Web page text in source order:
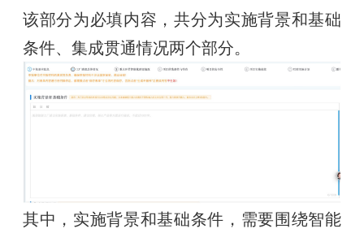
该部分为必填内容，共分为实施背景和基础
条件、集成贯通情况两个部分。
其中，实施背景和基础条件，需要围绕智能